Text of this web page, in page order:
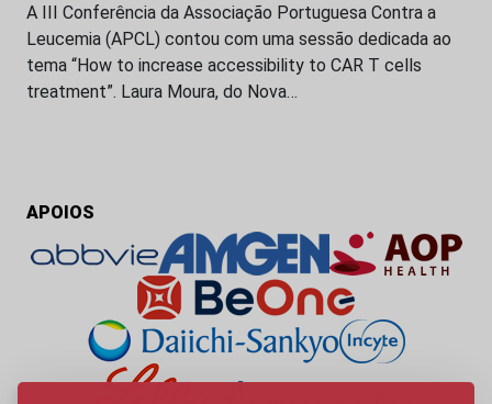
A III Conferência da Associação Portuguesa Contra a
Leucemia (APCL) contou com uma sessão dedicada ao
tema “How to increase accessibility to CAR T cells
treatment”. Laura Moura, do Nova…
APOIOS